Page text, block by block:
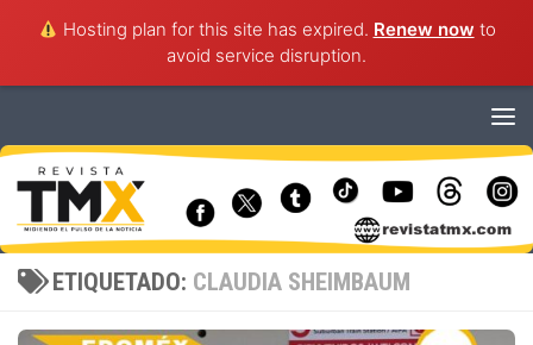
Hosting plan for this site has expired. Renew now to
avoid service disruption.
ETIQUETADO: CLAUDIA SHEIMBAUM